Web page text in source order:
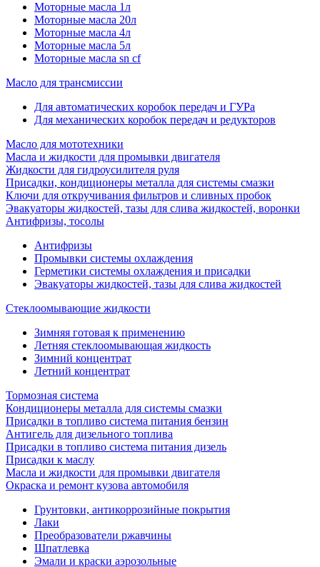
Моторные масла 1л
Моторные масла 20л
Моторные масла 4л
Моторные масла 5л
Моторные масла sn cf
Масло для трансмиссии
Для автоматических коробок передач и ГУРа
Для механических коробок передач и редукторов
Масло для мототехники
Масла и жидкости для промывки двигателя
Жидкости для гидроусилителя руля
Присадки, кондиционеры металла для системы смазки
Ключи для откручивания фильтров и сливных пробок
Эвакуаторы жидкостей, тазы для слива жидкостей, воронки
Антифризы, тосолы
Антифризы
Промывки системы охлаждения
Герметики системы охлаждения и присадки
Эвакуаторы жидкостей, тазы для слива жидкостей
Стеклоомывающие жидкости
Зимняя готовая к применению
Летняя стеклоомывающая жидкость
Зимний концентрат
Летний концентрат
Тормозная система
Кондиционеры металла для системы смазки
Присадки в топливо система питания бензин
Антигель для дизельного топлива
Присадки в топливо система питания дизель
Присадки к маслу
Масла и жидкости для промывки двигателя
Окраска и ремонт кузова автомобиля
Грунтовки, антикоррозийные покрытия
Лаки
Преобразователи ржавчины
Шпатлевка
Эмали и краски аэрозольные